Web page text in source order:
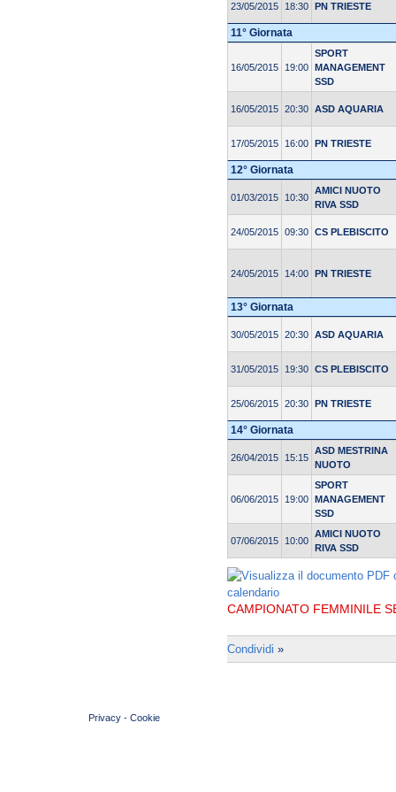
23/05/2015 18:30 PN TRIESTE
11° Giornata
16/05/2015 19:00
SPORT
MANAGEMENT
SSD
16/05/2015 20:30 ASD AQUARIA
17/05/2015 16:00 PN TRIESTE
12° Giornata
01/03/2015 10:30
AMICI NUOTO
RIVA SSD
24/05/2015 09:30 CS PLEBISCITO
24/05/2015 14:00 PN TRIESTE
13° Giornata
30/05/2015 20:30 ASD AQUARIA
31/05/2015 19:30 CS PLEBISCITO
25/06/2015 20:30 PN TRIESTE
14° Giornata
26/04/2015 15:15
ASD MESTRINA
NUOTO
06/06/2015 19:00
SPORT
MANAGEMENT
SSD
07/06/2015 10:00
AMICI NUOTO
RIVA SSD
CAMPIONATO FEMMINILE
Condividi »
Privacy - Cookie